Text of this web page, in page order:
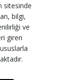
sitesinde
bilgi,
ve
giren